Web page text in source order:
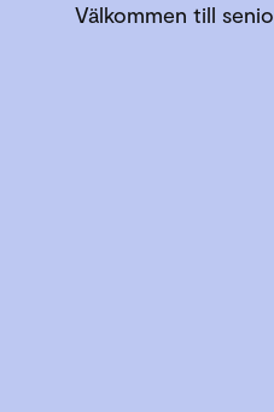
Välkommen till